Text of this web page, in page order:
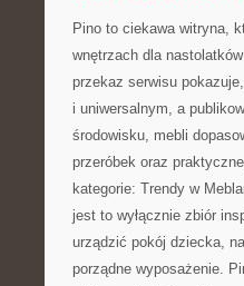
Pino to ciekawa witryna,
wnętrzach dla
przekaz serwisu
i uniwersalnym, a
środowisku, mebli
przeróbek oraz
kategorie: Trendy w
jest to wyłącznie zbiór
urządzić pokój dziecka,
porządne wyposażenie.